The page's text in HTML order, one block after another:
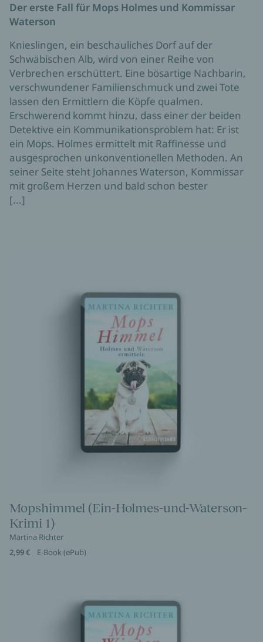
Der erste Fall für Mops Holmes und Kommissar
Waterson
Knieslingen, ein beschauliches Dorf auf der
Schwäbischen Alb, wird von einer Reihe von
Verbrechen erschüttert. Eine bösartige Nachbarin,
verschwundener Familienschmuck und zwei Tote
lassen den Ermittlern die Köpfe qualmen.
Erschwerend kommt hinzu, dass einer der beiden
Detektive ein Kommunikationsproblem hat: Er ist
ein Mops. Holmes ermittelt mit Raffinesse und
ausgesprochen unkonventionellen Methoden. An
seiner Seite steht Johannes Waterson, Kommissar
mit großem Herzen und bald schon bester
[...]
Mopshimmel (Ein-Holmes-und-Waterson-
Krimi 1)
Martina Richter
2,99 €
E-Book (ePub)